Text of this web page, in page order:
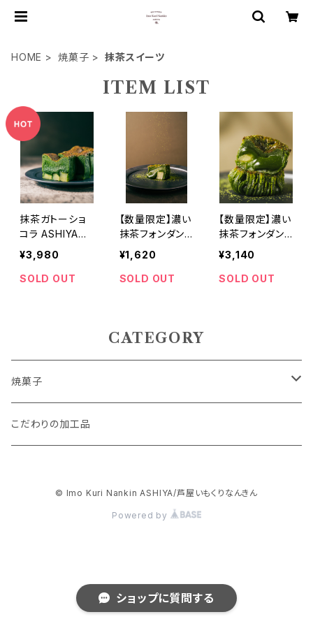
HOME 焼菓子 抹茶スイーツ
ITEM LIST
抹茶ガトーショ
コラ ASHIYA
–堀井七茗園 宇
治抹茶使用–
¥3,980
SOLD OUT
【数量限定】濃い
抹茶フォンダン
ショコラ 4個
入 保存料香料
不使用
¥1,620
SOLD OUT
【数量限定】濃い
抹茶フォンダン
ショコラ 8個
入 保存料香料
不使用
¥3,140
SOLD OUT
CATEGORY
焼菓子
パウンドケーキ
こだわりの加工品
© Imo Kuri Nankin ASHIYA/芦屋いもくりなんきん
Powered by
ショップに質問する